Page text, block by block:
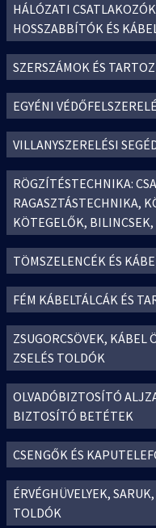
HÁLÓZATI
HOSSZABBÍTÓK ÉS
SZERSZÁMOK ÉS
EGYÉNI
VILLANYSZERELÉSI
RÖGZÍTÉSTECHNIKA:
RAGASZTÁSTECHNIKA,
KÖTEGELŐK,
TÖMSZELENCÉK ÉS
FÉM KÁBELTÁLCÁK ÉS
ZSUGORCSÖVEK, KÁBEL
ZSELÉS TOLDÓK
OLVADÓBIZTOSÍTÓ
BIZTOSÍTÓ BETÉTEK
CSENGŐK ÉS
ÉRVÉGHÜVELYEK,
TOLDÓK